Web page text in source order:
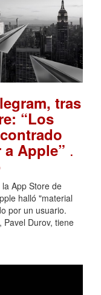
tras
“Los
Apple” .
App Store de
halló "material
por un usuario.
Pavel Durov, tiene